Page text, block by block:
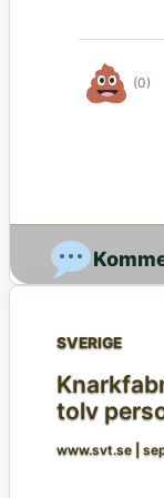
(0)
SVERIGE
tolv
www.svt.se